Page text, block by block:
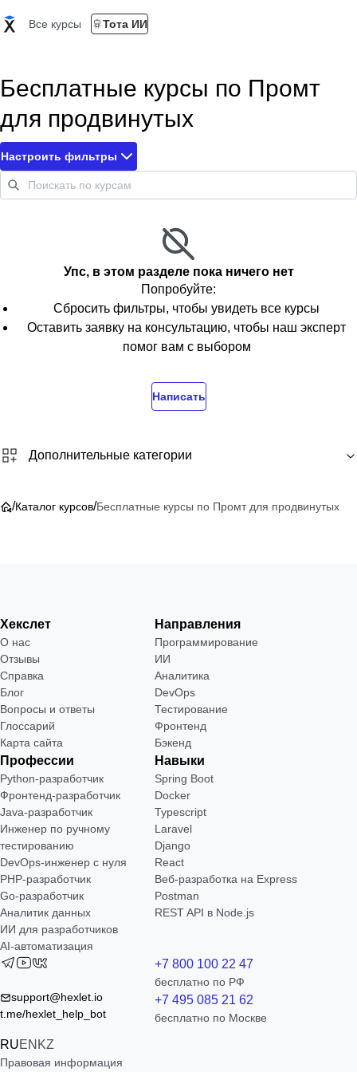
Все курсы Тота ИИ
Бесплатные курсы по Промт
для продвинутых
Настроить фильтры
Упс, в этом разделе пока ничего нет
Попробуйте:
Сбросить фильтры, чтобы увидеть все курсы
Оставить заявку на консультацию, чтобы наш эксперт
помог вам с выбором
Написать
Дополнительные категории
/Каталог курсов/Бесплатные курсы по Промт для продвинутых
Хекслет
О нас
Отзывы
Справка
Блог
Вопросы и ответы
Глоссарий
Карта сайта
Направления
Программирование
ИИ
Аналитика
DevOps
Тестирование
Фронтенд
Бэкенд
Профессии
Python-разработчик
Фронтенд-разработчик
Java-разработчик
Инженер по ручному
тестированию
DevOps-инженер с нуля
РНР-разработчик
Go-разработчик
Аналитик данных
ИИ для разработчиков
AI-автоматизация
Навыки
Spring Boot
Docker
Typescript
Laravel
Django
React
Веб-разработка на Express
Postman
REST API в Node.js
support@hexlet.io
t.me/hexlet_help_bot
RUEN KZ
+7 800 100 22 47
бесплатно по РФ
+7 495 085 21 62
бесплатно по Москве
Правовая информация